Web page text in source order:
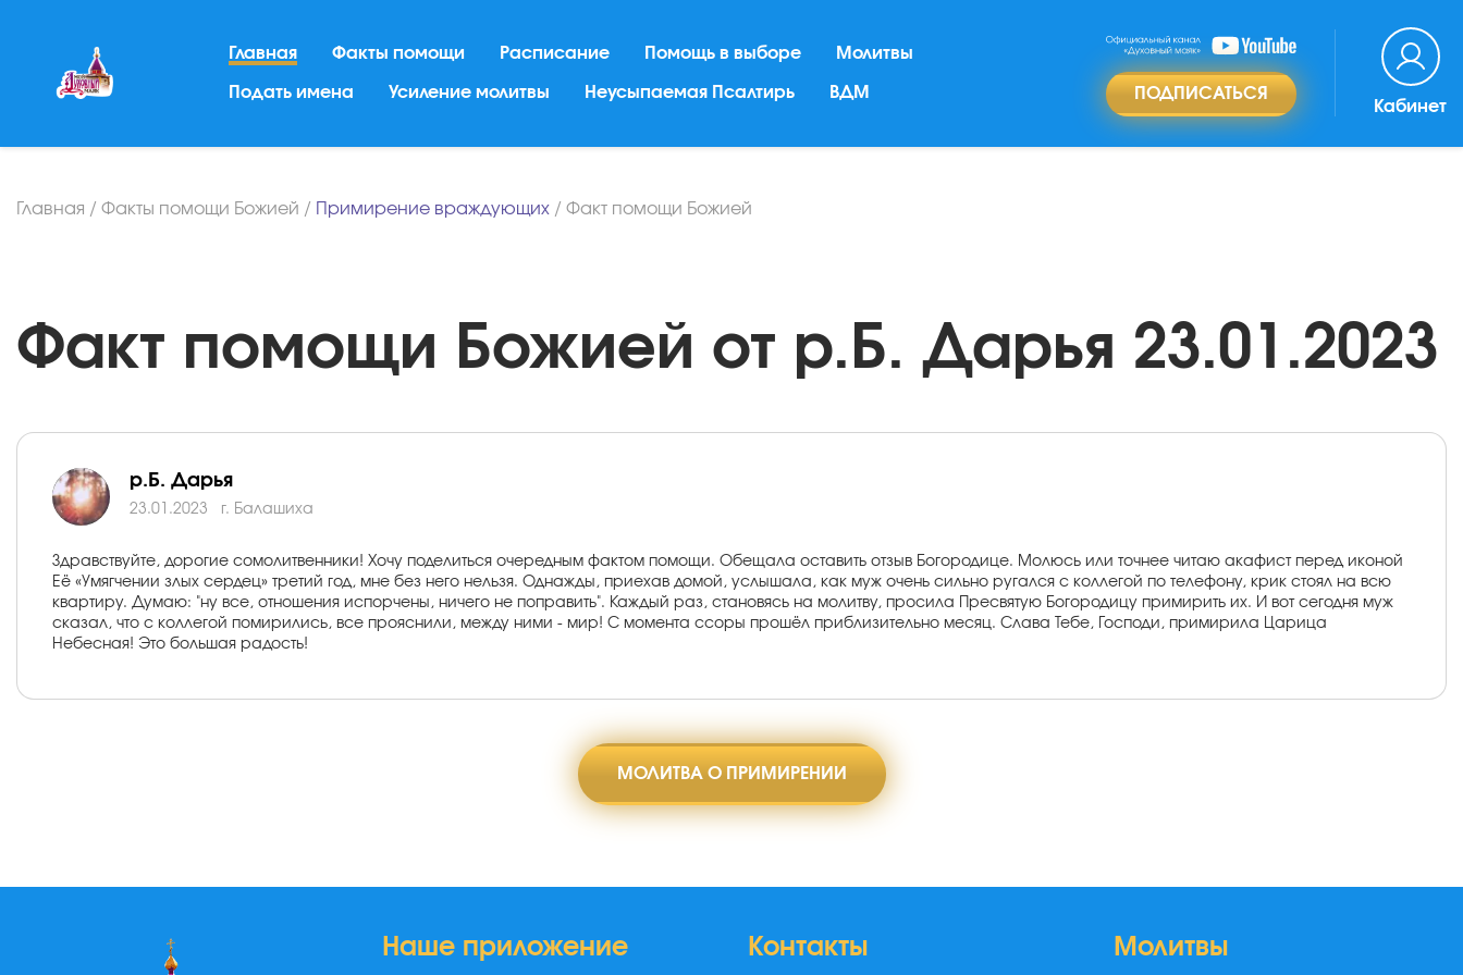
Главная Факты помощи Расписание Помощь в выборе Молитвы
Подать имена Усиление молитвы Неусыпаемая Псалтирь ВДМ ПОДПИСАТЬСЯ
Кабинет
Главная / Факты помощи Божией / Примирение враждующих / Факт помощи Божией
Факт помощи Божией от р.Б. Дарья 23.01.2023
р.Б. Дарья
23.01.2023 г. Балашиха
Здравствуйте, дорогие сомолитвенники! Хочу поделиться очередным фактом помощи. Обещала оставить отзыв Богородице. Молюсь или точнее читаю акафист перед иконой
Её «Умягчении злых сердец» третий год, мне без него нельзя. Однажды, приехав домой, услышала, как муж очень сильно ругался с коллегой по телефону, крик стоял на всю
квартиру. Думаю: "ну все, отношения испорчены, ничего не поправить". Каждый раз, становясь на молитву, просила Пресвятую Богородицу примирить их. И вот сегодня муж
сказал, что с коллегой помирились, все прояснили, между ними - мир! С момента ссоры прошёл приблизительно месяц. Слава Тебе, Господи, примирила Царица
Небесная! Это большая радость!
МОЛИТВА О ПРИМИРЕНИИ
Наше приложение Контакты Молитвы